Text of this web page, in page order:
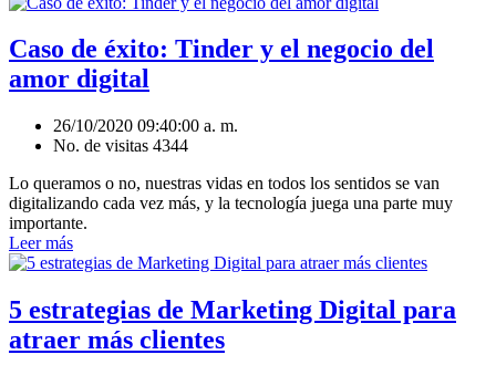
Caso de éxito: Tinder y el negocio del
amor digital
26/10/2020 09:40:00 a. m.
No. de visitas 4344
Lo queramos o no, nuestras vidas en todos los sentidos se van
digitalizando cada vez más, y la tecnología juega una parte muy
importante.
Leer más
5 estrategias de Marketing Digital para
atraer más clientes